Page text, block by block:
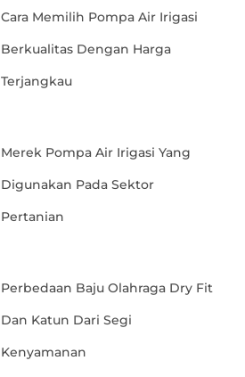
Cara Memilih Pompa Air Irigasi
Berkualitas Dengan Harga
Terjangkau
Merek Pompa Air Irigasi Yang
Digunakan Pada Sektor
Pertanian
Perbedaan Baju Olahraga Dry Fit
Dan Katun Dari Segi
Kenyamanan